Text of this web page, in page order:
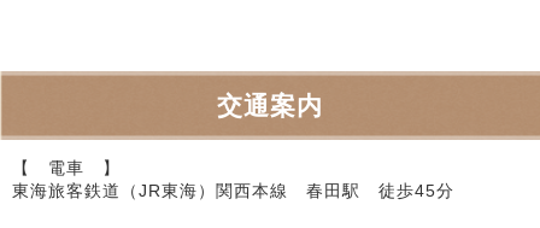
交通案内
【 電車 】
東海旅客鉄道（JR東海）関西本線 春田駅 徒歩45分